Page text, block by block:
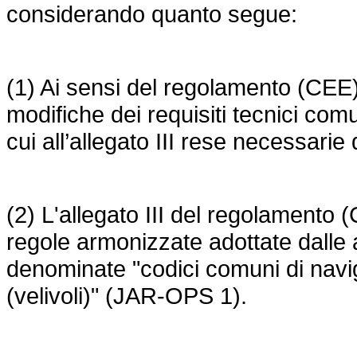
considerando quanto segue:
(1) Ai sensi del regolamento
modifiche dei requisiti tecnici
cui all’allegato III rese
(2) L'allegato III del regolamento
regole armonizzate adottate
denominate "codici comuni di
(velivoli)" (JAR-OPS 1).